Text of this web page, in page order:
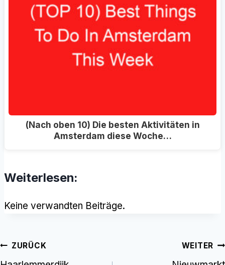
(Nach oben 10) Die besten Aktivitäten in
Amsterdam diese Woche…
Weiterlesen:
Keine verwandten Beiträge.
Beitrags-
ZURÜCK WEITER